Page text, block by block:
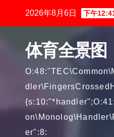
2026年8月6日 下午
体育全景图
er":8: